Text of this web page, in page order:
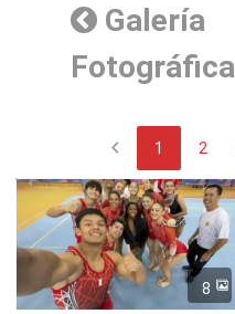
Galería
Fotográfica
chevron_left 1 2
8